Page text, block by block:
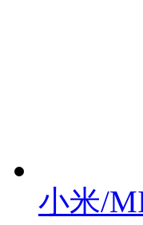
小米/